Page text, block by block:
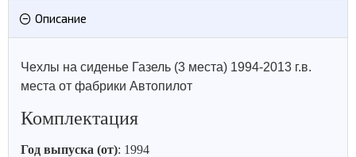
Описание
Чехлы на сиденье Газель (3 места) 1994-2013 г.в.
места от фабрики Автопилот
Комплектация
Год выпуска (от): 1994